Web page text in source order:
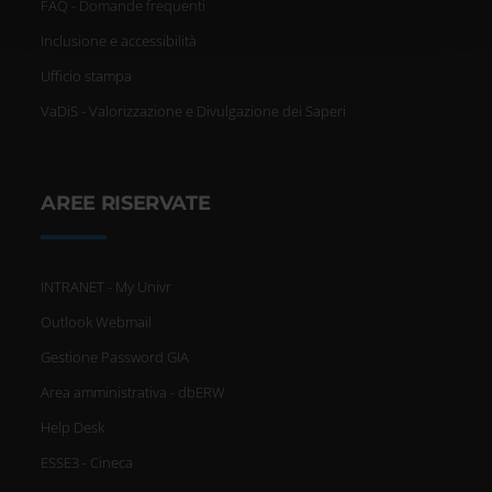
qualche metro,
Identificare il tuo dispositivo,
scansionandolo attivamente
specifiche (impronte digitali).
Approfondisci come vengono
elaborati i tuoi dati personali e
imposta le tue preferenze nella
o ritirare il tuo consenso in
qualsiasi momento dalla
FAQ - Domande frequenti
Inclusione e accessibilità
Ufficio stampa
VaDiS - Valorizzazione e Divulgazione dei Saperi
AREE RISERVATE
INTRANET - My Univr
Outlook Webmail
Gestione Password GIA
Area amministrativa - dbERW
Help Desk
ESSE3 - Cineca